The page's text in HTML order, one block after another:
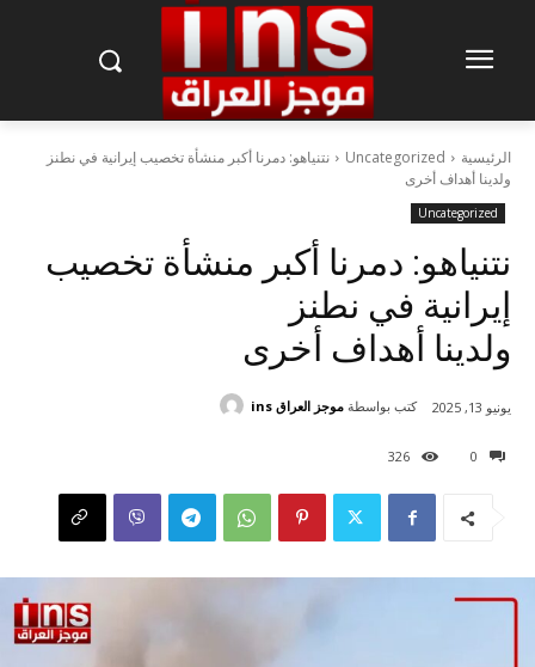
الرئيسية Uncategorized
نتنياهو: دمرنا أكبر منشأة تخصيب إيرانية في نطنز
ولدينا أهداف أخرى
Uncategorized
نتنياهو: دمرنا أكبر منشأة تخصيب
إيرانية في نطنز
ولدينا أهداف أخرى
0
326
يونيو 13, 2025 كتب بواسطة موجز العراق ins